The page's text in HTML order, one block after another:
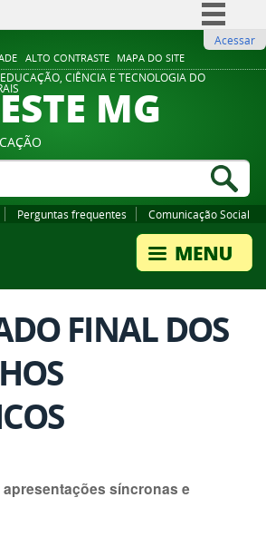
ALTO CONTRASTE MAPA DO SITE
Comunica BR
Participe
Legislação
Acessar
CIÊNCIA E TECNOLOGIA DO
MG
Perguntas frequentes Comunicação Social
FINAL DOS
síncronas e